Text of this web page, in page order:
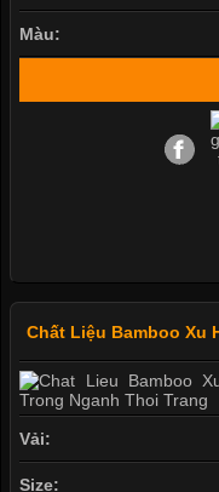
Màu:
Chất Liệu Bamboo Xu
Vải:
Size: